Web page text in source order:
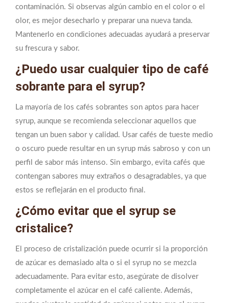
contaminación. Si observas algún cambio en el color o el
olor, es mejor desecharlo y preparar una nueva tanda.
Mantenerlo en condiciones adecuadas ayudará a preservar
su frescura y sabor.
¿Puedo usar cualquier tipo de café
sobrante para el syrup?
La mayoría de los cafés sobrantes son aptos para hacer
syrup, aunque se recomienda seleccionar aquellos que
tengan un buen sabor y calidad. Usar cafés de tueste medio
o oscuro puede resultar en un syrup más sabroso y con un
perfil de sabor más intenso. Sin embargo, evita cafés que
contengan sabores muy extraños o desagradables, ya que
estos se reflejarán en el producto final.
¿Cómo evitar que el syrup se
cristalice?
El proceso de cristalización puede ocurrir si la proporción
de azúcar es demasiado alta o si el syrup no se mezcla
adecuadamente. Para evitar esto, asegúrate de disolver
completamente el azúcar en el café caliente. Además,